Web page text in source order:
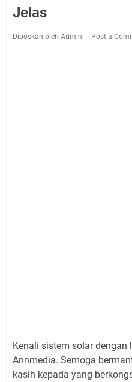
Jelas
Diposkan oleh Admin Post a
Kenali sistem solar
Annmedia. Semoga
kasih kepada yang